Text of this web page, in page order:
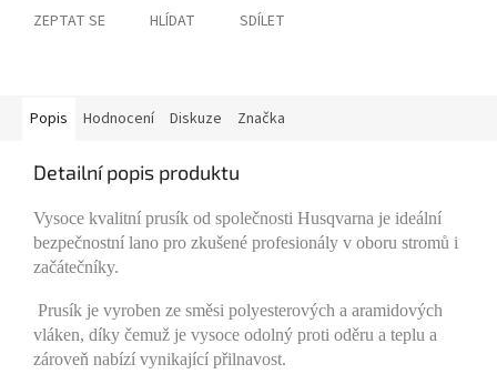
ZEPTAT SE HLÍDAT SDÍLET
Popis Hodnocení Diskuze Značka
Detailní popis produktu
Vysoce kvalitní prusík od společnosti Husqvarna je ideální
bezpečnostní lano pro zkušené profesionály v oboru stromů i
začátečníky.
Prusík je vyroben ze směsi polyesterových a aramidových
vláken, díky čemuž je vysoce odolný proti oděru a teplu a
zároveň nabízí vynikající přilnavost.